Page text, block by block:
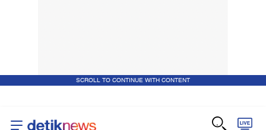
SCROLL TO CONTINUE WITH CONTENT